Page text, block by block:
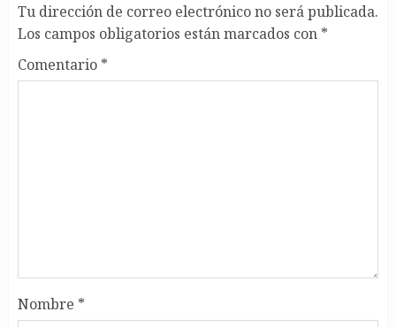
Tu dirección de correo electrónico no será publicada.
Los campos obligatorios están marcados con *
Comentario *
Nombre *